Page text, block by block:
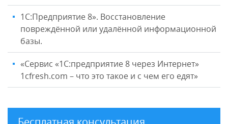
1С:Предприятие 8». Восстановление
повреждённой или удалённой информационной
базы.
«Сервис «1С:предприятие 8 через Интернет»
1cfresh.com – что это такое и с чем его едят»